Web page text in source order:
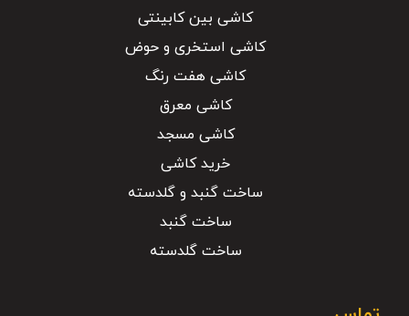
کاشی بین کابینتی
کاشی استخری و حوض
کاشی هفت رنگ
کاشی معرق
کاشی مسجد
خرید کاشی
ساخت گنبد و گلدسته
ساخت گنبد
ساخت گلدسته